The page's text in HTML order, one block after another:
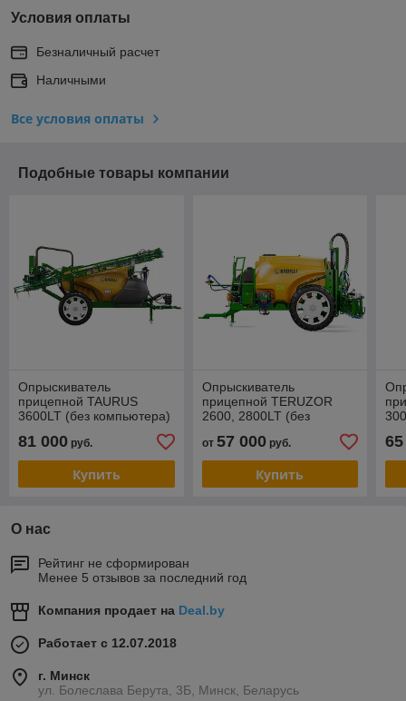
Условия оплаты
Безналичный расчет
Наличными
Все условия оплаты
Подобные товары компании
Опрыскиватель
прицепной TAURUS
3600LT (без компьютера)
81 000 руб.
Купить
Опрыскиватель
прицепной TERUZOR
2600, 2800LT (без
от 57 000руб.
Купить
О нас
Рейтинг не сформирован
Менее 5 отзывов за последний год
Компания продает на Deal.by
Работает с 12.07.2018
г. Минск
ул. Болеслава Берута, 3Б, Минск, Беларусь